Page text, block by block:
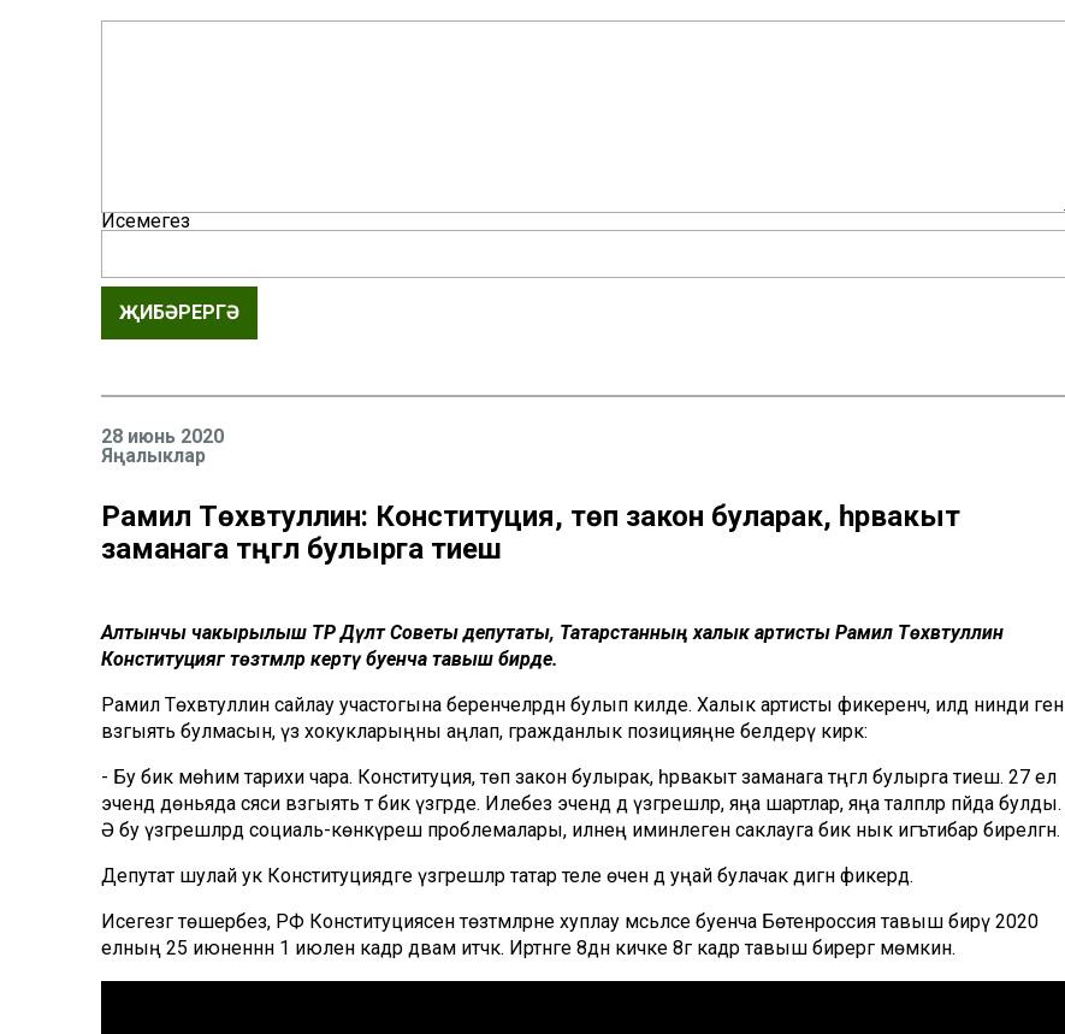
Исемегез
ҖИБӘРЕРГӘ
28 июнь 2020
Яңалыклар
Рамил Төхвәтуллин: Конституция, төп закон буларак, һәрвакыт
заманага тәңгәл булырга тиеш
Алтынчы чакырылыш ТР Дәүләт Советы депутаты, Татарстанның халык артисты Рамил Төхвәтуллин
Конституциягә төзәтмәләр кертү буенча тавыш бирде.
Рамил Төхвәтуллин сайлау участогына беренчеләрдән булып килде. Халык артисты фикеренчә, илдә нинди генә
вәзгыять булмасын, үз хокукларыңны аңлап, гражданлык позицияңне белдерү кирәк:
- Бу бик мөһим тарихи чара. Конституция, төп закон булырак, һәрвакыт заманага тәңгәл булырга тиеш. 27 ел
эчендә дөньяда сәяси вәзгыять тә бик үзгәрде. Илебез эчендә дә үзгәрешләр, яңа шартлар, яңа таләпләр пәйда булды.
Ә бу үзгәрешләрдә социаль-көнкүреш проблемалары, илнең иминлеген саклауга бик нык игътибар бирелгән.
Депутат шулай ук Конституциядәге үзгәрешләр татар теле өчен дә уңай булачак дигән фикердә.
Исегезгә төшерәбез, РФ Конституциясенә төзәтмәләрне хуплау мәсьәләсе буенча Бөтенроссия тавыш бирү 2020
елның 25 июненнән 1 июленә кадәр дәвам итәчәк. Иртәнге 8дән кичке 8гә кадәр тавыш бирергә мөмкин.